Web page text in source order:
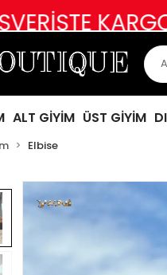
ALT GİYİM ÜST GİYİM
Elbise